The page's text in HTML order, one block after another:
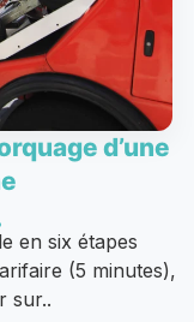
d’une
en six étapes
(5 minutes),
sur..